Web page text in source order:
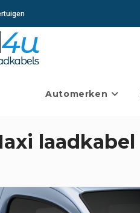
Automerken
laadkabel